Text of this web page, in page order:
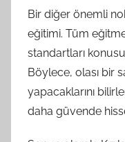
Bir diğer önemli
eğitimi. Tüm
standartları
Böylece, olası bir
yapacaklarını
daha güvende